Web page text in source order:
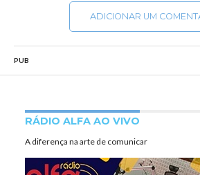
ADICIONAR UM
PUB
RÁDIO ALFA AO VIVO
A diferença na arte de comunicar